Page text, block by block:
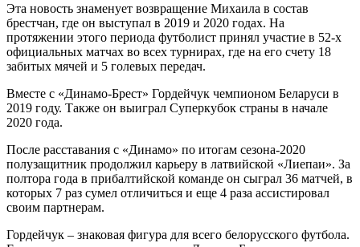
Эта новость знаменует возвращение Михаила в состав
брестчан, где он выступал в 2019 и 2020 годах. На
протяжении этого периода футболист принял участие в 52-х
официальных матчах во всех турнирах, где на его счету 18
забитых мячей и 5 голевых передач.
Вместе с «Динамо-Брест» Гордейчук чемпионом Беларуси в
2019 году. Также он выиграл Суперкубок страны в начале
2020 года.
После расставания с «Динамо» по итогам сезона-2020
полузащитник продолжил карьеру в латвийской «Лиепаи». За
полтора года в прибалтийской команде он сыграл 36 матчей, в
которых 7 раз сумел отличиться и еще 4 раза ассистировал
своим партнерам.
Гордейчук – знаковая фигура для всего белорусского футбола.